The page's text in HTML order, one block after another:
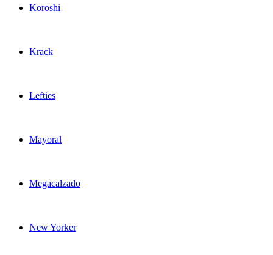
Koroshi
Krack
Lefties
Mayoral
Megacalzado
New Yorker